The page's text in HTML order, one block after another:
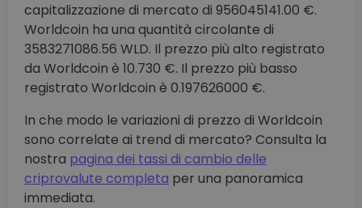
capitalizzazione di mercato di 956045141.00 €.
Worldcoin ha una quantità circolante di
3583271086.56 WLD. Il prezzo più alto registrato
da Worldcoin è 10.730 €. Il prezzo più basso
registrato Worldcoin è 0.197626000 €.
In che modo le variazioni di prezzo di Worldcoin
sono correlate ai trend di mercato? Consulta la
nostra pagina dei tassi di cambio delle
criprovalute completa per una panoramica
immediata.